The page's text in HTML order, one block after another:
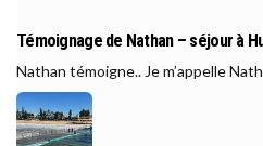
Témoignage de Nathan – séjour à
Nathan témoigne.. Je m’appelle